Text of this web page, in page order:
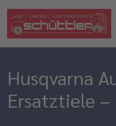
Husqvarna
Ersatztiele –